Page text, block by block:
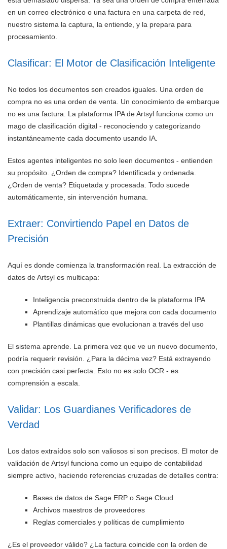
en un correo electrónico o una factura en una carpeta de red,
nuestro sistema la captura, la entiende, y la prepara para
procesamiento.
Clasificar: El Motor de Clasificación Inteligente
No todos los documentos son creados iguales. Una orden de
compra no es una orden de venta. Un conocimiento de embarque
no es una factura. La plataforma IPA de Artsyl funciona como un
mago de clasificación digital - reconociendo y categorizando
instantáneamente cada documento usando IA.
Estos agentes inteligentes no solo leen documentos - entienden
su propósito. ¿Orden de compra? Identificada y ordenada.
¿Orden de venta? Etiquetada y procesada. Todo sucede
automáticamente, sin intervención humana.
Extraer: Convirtiendo Papel en Datos de
Precisión
Aquí es donde comienza la transformación real. La extracción de
datos de Artsyl es multicapa:
Inteligencia preconstruida dentro de la plataforma IPA
Aprendizaje automático que mejora con cada documento
Plantillas dinámicas que evolucionan a través del uso
El sistema aprende. La primera vez que ve un nuevo documento,
podría requerir revisión. ¿Para la décima vez? Está extrayendo
con precisión casi perfecta. Esto no es solo OCR - es
comprensión a escala.
Validar: Los Guardianes Verificadores de
Verdad
Los datos extraídos solo son valiosos si son precisos. El motor de
validación de Artsyl funciona como un equipo de contabilidad
siempre activo, haciendo referencias cruzadas de detalles contra:
Bases de datos de Sage ERP o Sage Cloud
Archivos maestros de proveedores
Reglas comerciales y políticas de cumplimiento
¿Es el proveedor válido? ¿La factura coincide con la orden de